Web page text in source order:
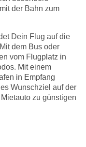
der Bahn zum
Dein Flug auf die
dem Bus oder
vom Flugplatz in
Mit einem
in Empfang
Wunschziel auf der
zu günstigen